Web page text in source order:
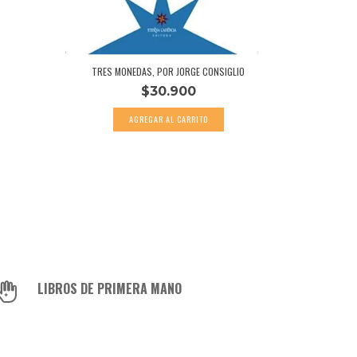
TRES MONEDAS, POR JORGE CONSIGLIO
$30.900
LIBROS DE PRIMERA MANO